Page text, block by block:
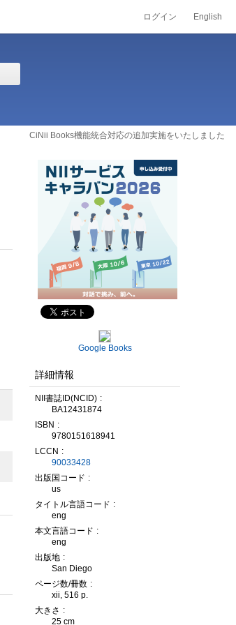
ログイン English
CiNii Books機能統合対応の追加実施をいたしました
Google Books
詳細情報
NII書誌ID(NCID)
BA12431874
ISBN
9780151618941
LCCN
90033428
出版国コード
us
タイトル言語コード
eng
本文言語コード
eng
出版地
San Diego
ページ数/冊数
xii, 516 p.
大きさ
25 cm